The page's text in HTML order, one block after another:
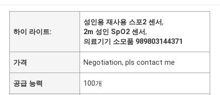
하이 라이트:
성인용 재사용 스포2 센서,
2m 성인 SpO2 센서,
의료기기 소모품 989803144371
가격 Negotiation, pls contact me
공급 능력 100개